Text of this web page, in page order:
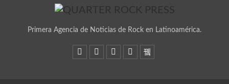
Primera Agencia de Noticias de Rock en Latinoamérica.